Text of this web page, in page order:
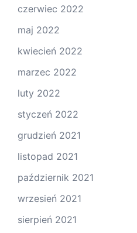
czerwiec 2022
maj 2022
kwiecień 2022
marzec 2022
luty 2022
styczeń 2022
grudzień 2021
listopad 2021
październik 2021
wrzesień 2021
sierpień 2021